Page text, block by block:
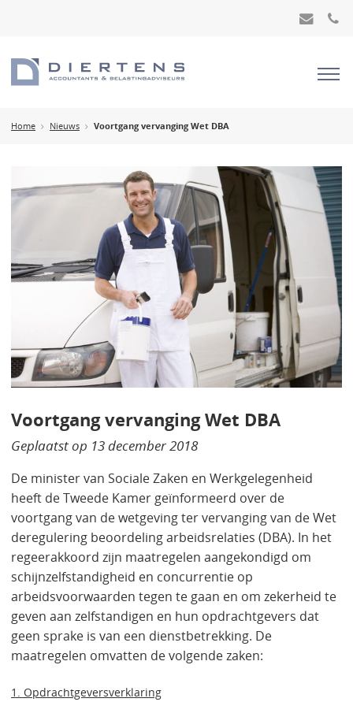
Home Nieuws Voortgang vervanging Wet DBA
Voortgang vervanging Wet DBA
Geplaatst op 13 december 2018
De minister van Sociale Zaken en Werkgelegenheid
heeft de Tweede Kamer geïnformeerd over de
voortgang van de wetgeving ter vervanging van de Wet
deregulering beoordeling arbeidsrelaties (DBA). In het
regeerakkoord zijn maatregelen aangekondigd om
schijnzelfstandigheid en concurrentie op
arbeidsvoorwaarden tegen te gaan en om zekerheid te
geven aan zelfstandigen en hun opdrachtgevers dat
geen sprake is van een dienstbetrekking. De
maatregelen omvatten de volgende zaken:
1. Opdrachtgeversverklaring